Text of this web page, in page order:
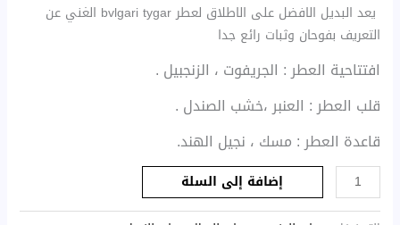
يعد البديل الافضل على الاطلاق لعطر bvlgari tygar الغني عن
التعريف بفوحان وثبات رائع جدا
افتتاحية العطر : الجريفوت ، الزنجبيل .
قلب العطر : العنبر ،خشب الصندل .
قاعدة العطر : مسك ، نجيل الهند.
إضافة إلى السلة